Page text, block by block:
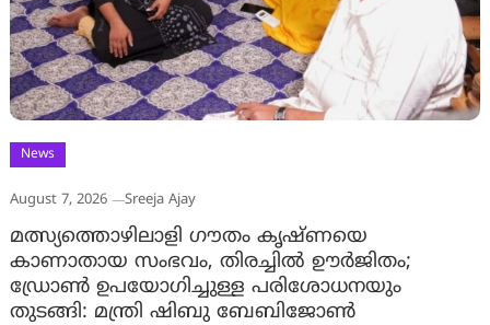
News
August 7, 2026 Sreeja Ajay
മത്സ്യത്തൊഴിലാളി ഗൗതം കൃഷ്ണയെ
കാണാതായ സംഭവം, തിരച്ചിൽ ഊർജിതം;
ഡ്രോണ്‍ ഉപയോഗിച്ചുള്ള പരിശോധനയും
തുടങ്ങി: മന്ത്രി ഷിബു ബേബിജോണ്‍